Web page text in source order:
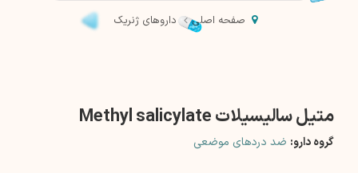
صفحه اصلی داروهای ژنریک
متیل سالیسیلات Methyl salicylate
گروه دارو: ضد دردهای موضعی